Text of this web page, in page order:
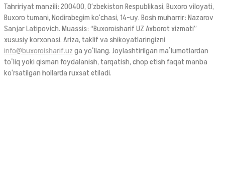
Tahririyat manzili: 200400, O‘zbekiston Respublikasi, Buxoro viloyati,
Buxoro tumani, Nodirabegim ko‘chasi, 14-uy. Bosh muharrir: Nazarov
Sanjar Latipovich. Muassis: “Buxoroisharif UZ Axborot xizmati”
xususiy korxonasi. Ariza, taklif va shikoyatlaringizni
info@buxoroisharif.uzga yoʻllang. Joylashtirilgan maʼlumotlardan
toʻliq yoki qisman foydalanish, tarqatish, chop etish faqat manba
ko‘rsatilgan hollarda ruxsat etiladi.